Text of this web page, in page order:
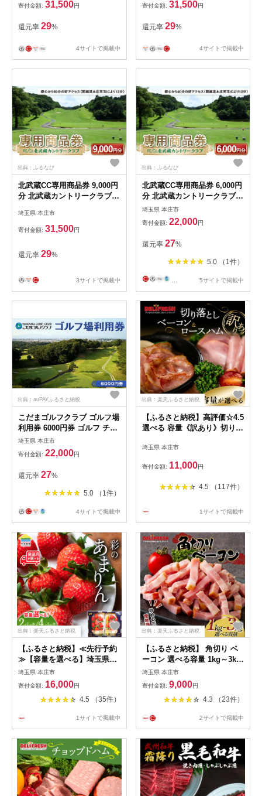
寄付金額: 31,500円
還元率 29%
4サイトで掲載中
食事券共通食事券 ギフト 贈
り物 関東 F5K-270
寄付金額: 31,500円
還元率 29%
4サイトで掲載中
出典：ふるなび
北武蔵CC専用商品券 9,000円
分 北武蔵カントリークラブ
り物 関東 F5K-434
埼玉県 本庄市
寄付金額: 31,500円
還元率 29%
3サイトで掲載中
出典：ふるなび
北武蔵CC専用商品券 6,000円
分 北武蔵カントリークラブ
ゴルフ場 スポーツ ギフト 贈
り物 関東 F5K-433
埼玉県 本庄市
寄付金額: 22,000円
還元率 27%
5.0 （1件）
5サイトで掲載中
出典：auPAYふるさと納税
こだまゴルフクラブ ゴルフ場
利用券 6000円券 ゴルフ チケ
ット 平日 土日 祝日 関東 埼
玉県 本庄市 首都圏 F5K-502
埼玉県 本庄市
寄付金額: 22,000円
還元率 27%
5.0 （1件）
4サイトで掲載中
出典：楽天ふるさと納税
【ふるさと納税】高評価☆4.5
選べる 容量《訳あり》切り落
ク/8パック)＆ロースハム
せ セット 切り落とし ベーコ
豚肉 豚 肉 朝食 お弁当 おか
474var
埼玉県 本庄市
寄付金額: 11,000円
4.5 （117件）
1サイトで掲載中
出典：楽天ふるさと納税
【ふるさと納税】≪先行予約
≫【容量を選べる】埼玉県本
庄市産 いちご 彩のあまりん
250g×2パック 250g×4パック
2027年1月下旬から順次発送
苺 いちご イチゴ ストロベリ
フルーツ 冬 果実 デザート 食
埼玉県 本庄市
寄付金額: 16,000円
4.5 （35件）
1サイトで掲載中
出典：楽天ふるさと納税
【ふるさと納税】 角切り ベ
ーコン 選べる容量 1kg～3kg
小分け 冷凍 簡単 手軽 調理
カット 角切 豚肉 肉 朝食 弁
当 おかず おつまみ パスタ ス
ープ トッピング 業務用 家庭
543var
埼玉県 本庄市
寄付金額: 9,000円
4.3 （23件）
2サイトで掲載中